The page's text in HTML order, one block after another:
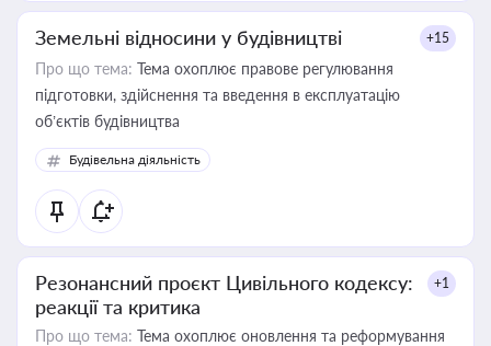
Земельні відносини у будівництві +15
Про що тема: Тема охоплює правове регулювання
підготовки, здійснення та введення в експлуатацію
об’єктів будівництва
Будівельна діяльність
Резонансний проєкт Цивільного кодексу:
реакції та критика
+1
Про що тема: Тема охоплює оновлення та реформування